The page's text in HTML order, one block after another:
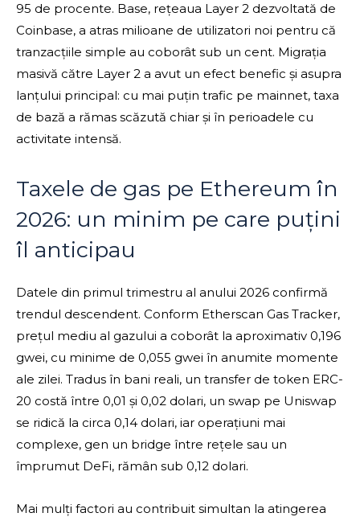
95 de procente. Base, rețeaua Layer 2 dezvoltată de
Coinbase, a atras milioane de utilizatori noi pentru că
tranzacțiile simple au coborât sub un cent. Migrația
masivă către Layer 2 a avut un efect benefic și asupra
lanțului principal: cu mai puțin trafic pe mainnet, taxa
de bază a rămas scăzută chiar și în perioadele cu
activitate intensă.
Taxele de gas pe Ethereum în
2026: un minim pe care puțini
îl anticipau
Datele din primul trimestru al anului 2026 confirmă
trendul descendent. Conform Etherscan Gas Tracker,
prețul mediu al gazului a coborât la aproximativ 0,196
gwei, cu minime de 0,055 gwei în anumite momente
ale zilei. Tradus în bani reali, un transfer de token ERC-
20 costă între 0,01 și 0,02 dolari, un swap pe Uniswap
se ridică la circa 0,14 dolari, iar operațiuni mai
complexe, gen un bridge între rețele sau un
împrumut DeFi, rămân sub 0,12 dolari.
Mai mulți factori au contribuit simultan la atingerea